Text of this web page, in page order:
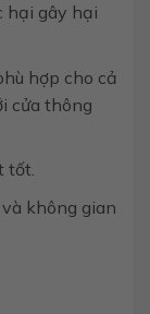
hại gây hại
hợp cho cả
cửa thông
tốt.
không gian